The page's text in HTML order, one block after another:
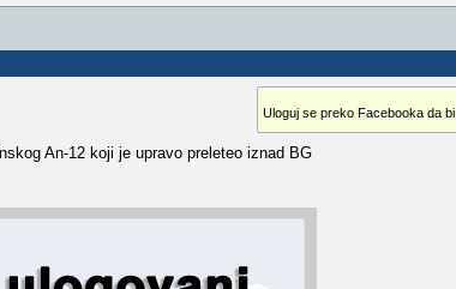
Uloguj se preko Facebooka da bi
An-12 koji je upravo preleteo iznad BG